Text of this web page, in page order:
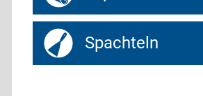
Spachteln